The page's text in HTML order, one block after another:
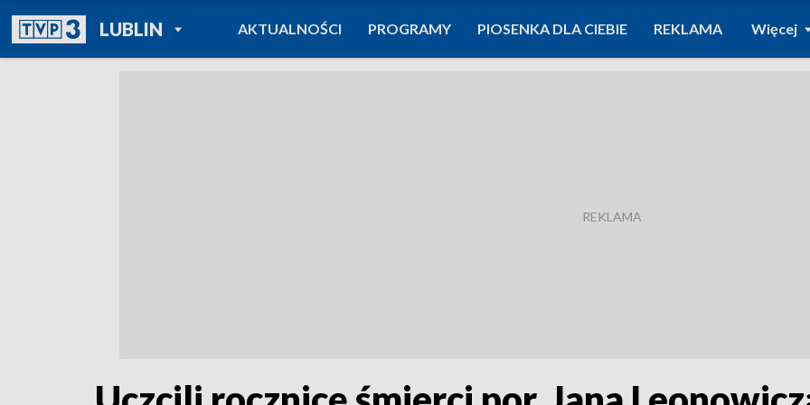
LUBLINPOWRÓT DO
TVP REGIONY
AKTUALNOŚCI PROGRAMY PIOSENKA DLA CIEBIE REKLAMA Więcej